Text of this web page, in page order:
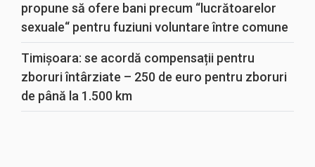
propune să ofere bani precum “lucrătoarelor
sexuale“ pentru fuziuni voluntare între comune
Timișoara: se acordă compensații pentru
zboruri întârziate – 250 de euro pentru zboruri
de până la 1.500 km